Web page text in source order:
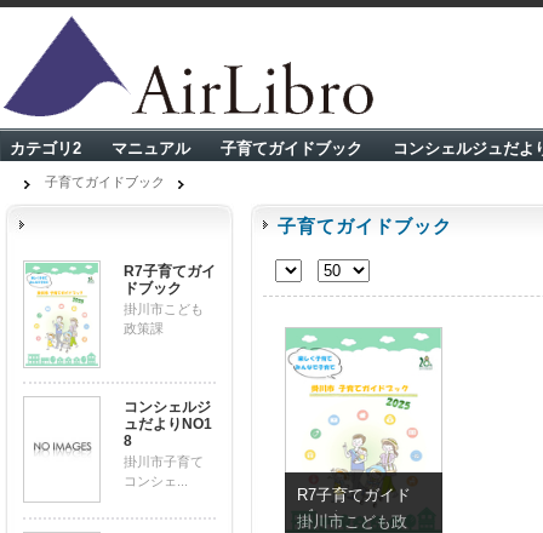
カテゴリ2 マニュアル 子育てガイドブック コンシェルジュだよ
子育てガイドブック
R7子育てガイ
ドブック
掛川市こども
政策課
コンシェルジ
ュだよりNO1
8
掛川市子育て
コンシェ...
子育てガイドブック
R7子育てガイド
ブック
掛川市こども政